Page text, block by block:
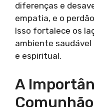
diferenças e
empatia, e o
Isso fortalece os
ambiente
e espiritual.
A
Comunhão